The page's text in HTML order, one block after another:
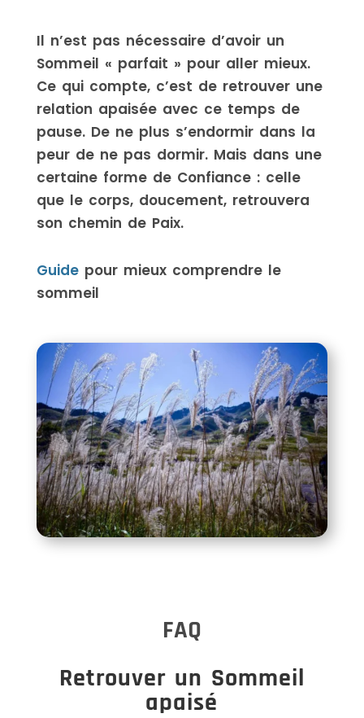
Il n’est pas nécessaire d’avoir un
Sommeil « parfait » pour aller mieux.
Ce qui compte, c’est de retrouver une
relation apaisée avec ce temps de
pause. De ne plus s’endormir dans la
peur de ne pas dormir. Mais dans une
certaine forme de Confiance : celle
que le corps, doucement, retrouvera
son chemin de Paix.
Guidepour mieux comprendre le
sommeil
FAQ
Retrouver un Sommeil
apaisé